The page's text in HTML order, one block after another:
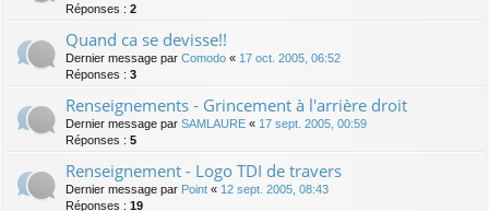
Réponses : 2
Quand ca se devisse!!
Dernier message par Comodo « 17 oct. 2005, 06:52
Réponses : 3
Renseignements - Grincement à l'arrière droit
Dernier message par SAMLAURE « 17 sept. 2005, 00:59
Réponses : 5
Renseignement - Logo TDI de travers
Dernier message par Point « 12 sept. 2005, 08:43
Réponses : 19